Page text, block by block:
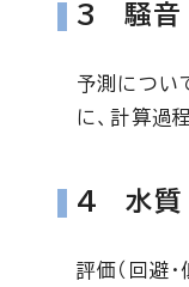
3 騒音
予測につい
に、計算過
4 水質
評価（回避